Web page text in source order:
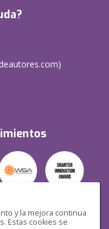
y la mejora continua
Estas cookies se
)